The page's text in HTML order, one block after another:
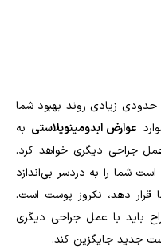
زیادی روند بهبود شما
عوارض ابدومینوپلاستی به
جراحی دیگری خواهد کرد.
شما را به دردسر بی‌اندازد
دهد، نکروز پوست است.
باید با عمل جراحی دیگری
جدید جایگزین کند.